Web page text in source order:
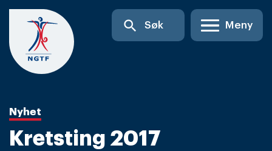
Skip
content
search Søk Meny
Nyhet
Kretsting 2017